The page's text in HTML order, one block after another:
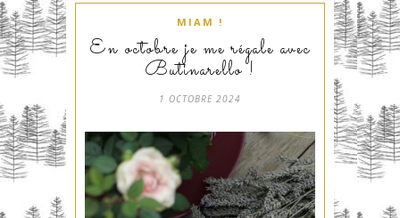
MIAM !
En octobre je me régale avec
Butinarello !
1 OCTOBRE 2024